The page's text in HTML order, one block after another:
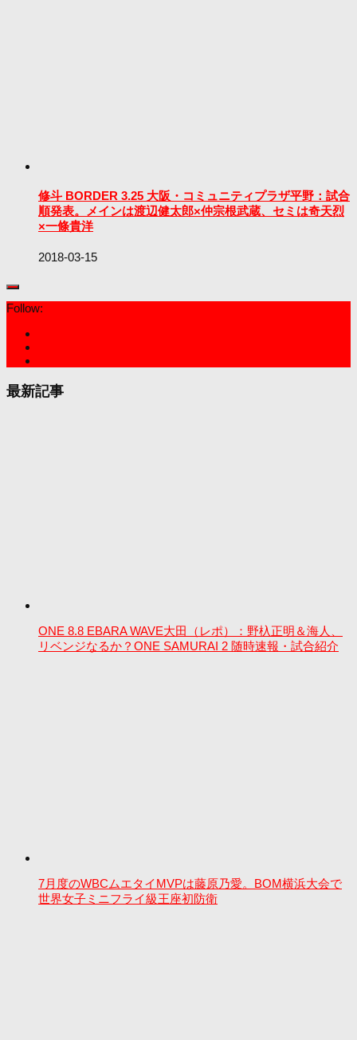
修斗 BORDER 3.25 大阪・コミュニティプラザ平野：試合
順発表。メインは渡辺健太郎×仲宗根武蔵、セミは奇天烈
×一條貴洋
2018-03-15
Follow:
最新記事
ONE 8.8 EBARA WAVE大田（レポ）：野杁正明＆海人、
リベンジなるか？ONE SAMURAI 2 随時速報・試合紹介
7月度のWBCムエタイMVPは藤原乃愛。BOM横浜大会で
世界女子ミニフライ級王座初防衛